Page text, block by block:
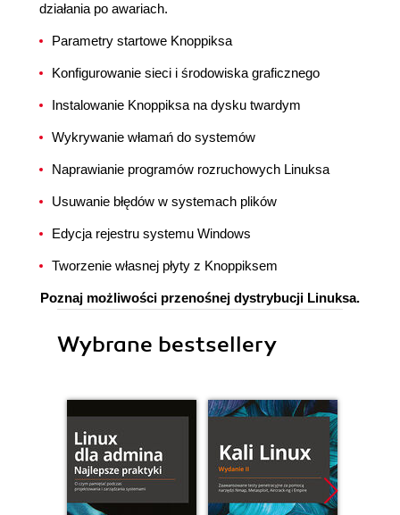
działania po awariach.
Parametry startowe Knoppiksa
Konfigurowanie sieci i środowiska graficznego
Instalowanie Knoppiksa na dysku twardym
Wykrywanie włamań do systemów
Naprawianie programów rozruchowych Linuksa
Usuwanie błędów w systemach plików
Edycja rejestru systemu Windows
Tworzenie własnej płyty z Knoppiksem
Poznaj możliwości przenośnej dystrybucji Linuksa.
Wybrane bestsellery